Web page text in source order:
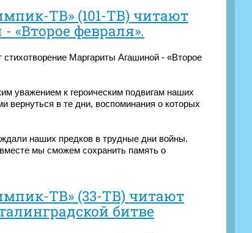
ТВ» (101-ТВ) читают
февраля».
Маргариты Агашиной - «Второе
уважением к героическим подвигам наших
вернуться в те дни, воспоминания о которых
наших предков в трудные дни войны.
мы сможем сохранить память о
ТВ» (33-ТВ) читают
битве